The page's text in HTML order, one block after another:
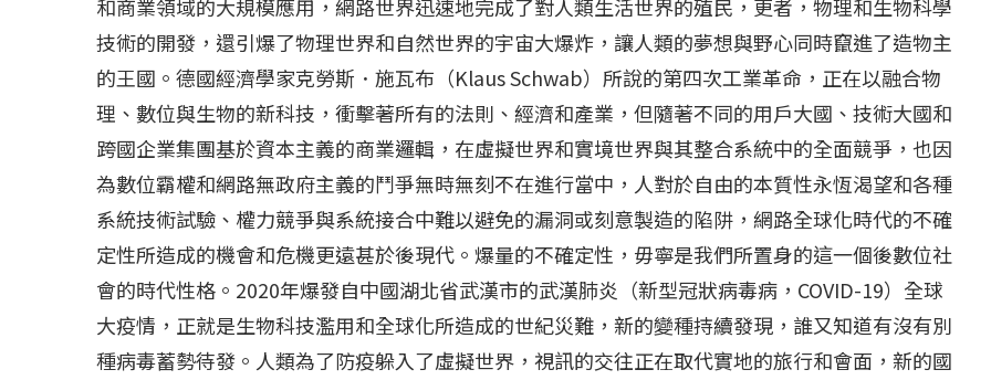
和商業領域的大規模應用，網路世界迅速地完成了對人類生活世界的殖民，更者，物理和生物科學
技術的開發，還引爆了物理世界和自然世界的宇宙大爆炸，讓人類的夢想與野心同時竄進了造物主
的王國。德國經濟學家克勞斯．施瓦布（Klaus Schwab）所說的第四次工業革命，正在以融合物
理、數位與生物的新科技，衝擊著所有的法則、經濟和產業，但隨著不同的用戶大國、技術大國和
跨國企業集團基於資本主義的商業邏輯，在虛擬世界和實境世界與其整合系統中的全面競爭，也因
為數位霸權和網路無政府主義的鬥爭無時無刻不在進行當中，人對於自由的本質性永恆渴望和各種
系統技術試驗、權力競爭與系統接合中難以避免的漏洞或刻意製造的陷阱，網路全球化時代的不確
定性所造成的機會和危機更遠甚於後現代。爆量的不確定性，毋寧是我們所置身的這一個後數位社
會的時代性格。2020年爆發自中國湖北省武漢市的武漢肺炎（新型冠狀病毒病，COVID-19）全球
大疫情，正就是生物科技濫用和全球化所造成的世紀災難，新的變種持續發現，誰又知道有沒有別
種病毒蓄勢待發。人類為了防疫躲入了虛擬世界，視訊的交往正在取代實地的旅行和會面，新的國
島雷克雅內斯火...
2023 年 12 月 月 20 日
哈馬斯引爆遠超4...
2023 年 11 月 月 25 日
【國際】路透：德...
2022 年 1 月 月 22 日